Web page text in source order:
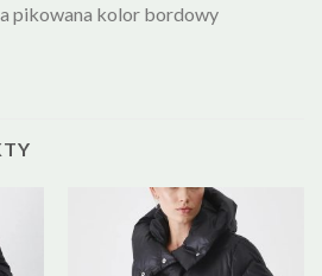
pikowana kolor bordowy